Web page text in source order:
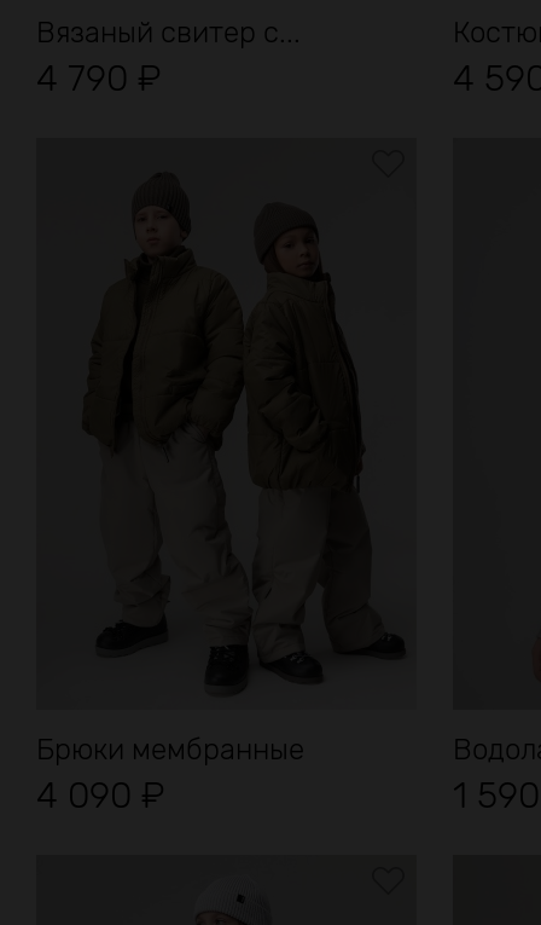
Вязаный свитер с...
4 790 ₽ 4
Брюки мембранные
4 090 ₽ 1